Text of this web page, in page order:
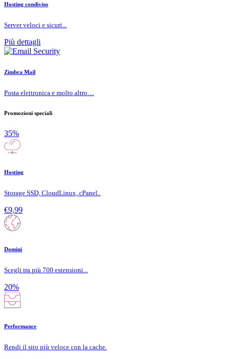
Hosting condiviso
Server veloci e sicuri...
Più dettagli
Zimbra Mail
Posta elettronica e molto altro…
Promozioni speciali
35%
Hosting
Storage SSD, CloudLinux, cPanel..
€9,99
Domini
Scegli tra più 700 estensioni...
20%
Performance
Rendi il sito più veloce con la cache.